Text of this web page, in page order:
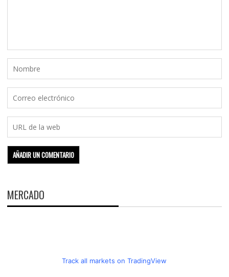
MERCADO
Track all markets on TradingView